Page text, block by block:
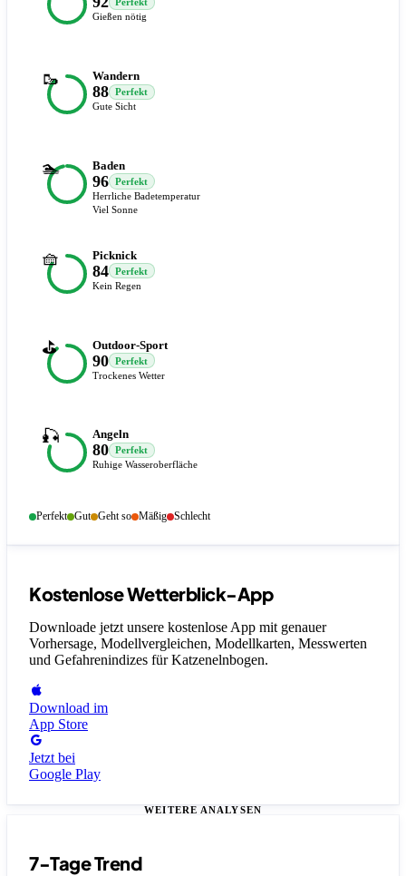
Gießen nötig
🥾 Wandern
88
Perfekt
Gute Sicht
🏊 Baden
96
Perfekt
Herrliche Badetemperatur
Viel Sonne
🧺 Picknick
84
Perfekt
Kein Regen
⛳ Outdoor-Sport
90
Perfekt
Trockenes Wetter
🎣 Angeln
80
Perfekt
Ruhige Wasseroberfläche
Perfekt Gut Geht so Mäßig Schlecht
Kostenlose Wetterblick-App
Downloade jetzt unsere kostenlose App mit genauer
Vorhersage, Modellvergleichen, Modellkarten, Messwerten
und Gefahrenindizes für Katzenelnbogen.
Download im
App Store
Jetzt bei
Google Play
WEITERE ANALYSEN
7-Tage Trend